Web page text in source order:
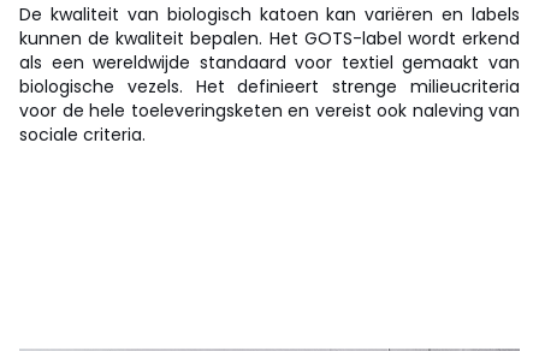
De kwaliteit van biologisch katoen kan variëren en labels
kunnen de kwaliteit bepalen. Het GOTS-label wordt erkend
als een wereldwijde standaard voor textiel gemaakt van
biologische vezels. Het definieert strenge milieucriteria
voor de hele toeleveringsketen en vereist ook naleving van
sociale criteria.